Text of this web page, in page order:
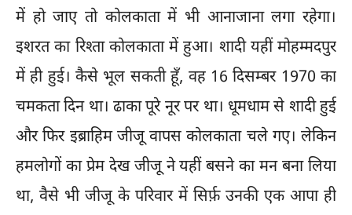
में हो जाए तो कोलकाता में भी आनाजाना लगा रहेगा।
इशरत का रिश्ता कोलकाता में हुआ। शादी यहीं मोहम्मदपुर
में ही हुई। कैसे भूल सकती हूँ, वह 16 दिसम्बर 1970 का
चमकता दिन था। ढाका पूरे नूर पर था। धूमधाम से शादी हुई
और फिर इब्राहिम जीजू वापस कोलकाता चले गए। लेकिन
हमलोगों का प्रेम देख जीजू ने यहीं बसने का मन बना लिया
था, वैसे भी जीजू के परिवार में सिर्फ़ उनकी एक आपा ही